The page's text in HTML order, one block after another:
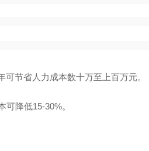
节省人力成本数十万至上百万元。
降低15-30%。